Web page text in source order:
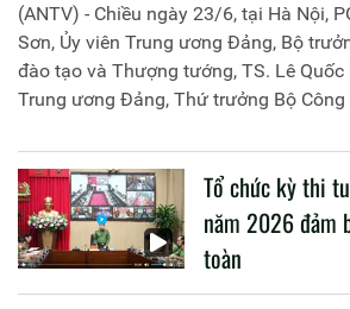
(ANTV) - Chiều ngày 23/6, tại Hà Nội,
Sơn, Ủy viên Trung ương Đảng, Bộ
đào tạo và Thượng tướng, TS. Lê Quốc
Trung ương Đảng, Thứ trưởng Bộ
liên quan đến công tác giáo dục và
CAND.
Tổ chức kỳ thi
năm 2026 đảm
toàn